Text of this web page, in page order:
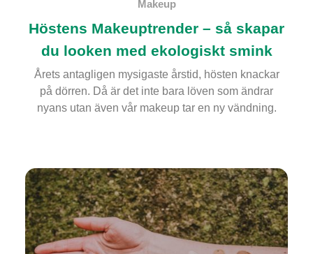
Makeup
Höstens Makeuptrender – så skapar
du looken med ekologiskt smink
Årets antagligen mysigaste årstid, hösten knackar
på dörren. Då är det inte bara löven som ändrar
nyans utan även vår makeup tar en ny vändning.